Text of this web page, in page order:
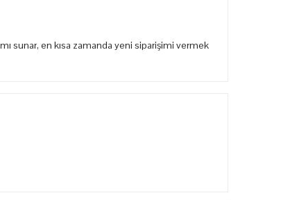
sunar, en kısa zamanda yeni siparişimi vermek